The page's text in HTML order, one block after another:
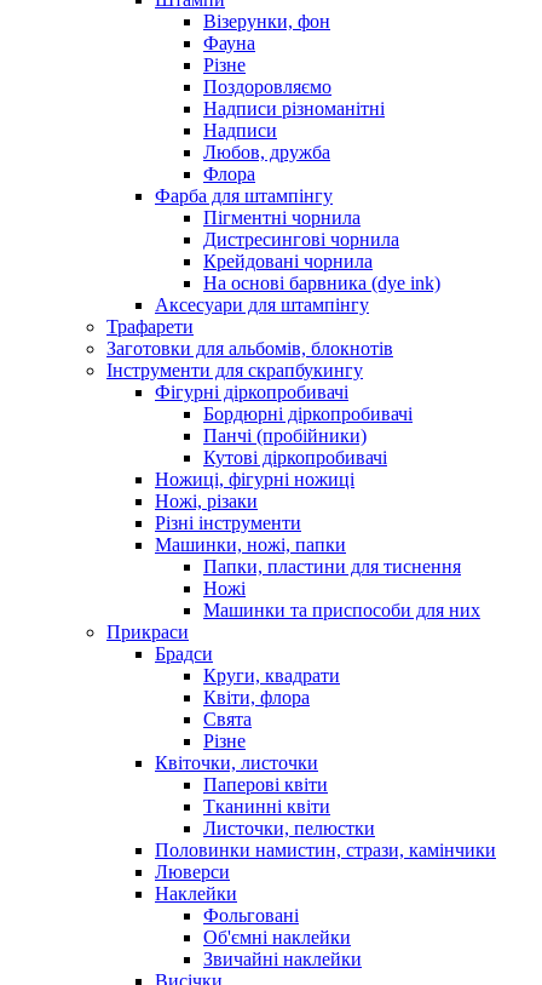
Візерунки, фон
Фауна
Різне
Поздоровляємо
Надписи різноманітні
Надписи
Любов, дружба
Флора
Фарба для штампінгу
Пігментні чорнила
Дистресингові чорнила
Крейдовані чорнила
На основі барвника (dye ink)
Аксесуари для штампінгу
Трафарети
Заготовки для альбомів, блокнотів
Інструменти для скрапбукингу
Фігурні діркопробивачі
Бордюрні діркопробивачі
Панчі (пробійники)
Кутові діркопробивачі
Ножиці, фігурні ножиці
Ножі, різаки
Різні інструменти
Машинки, ножі, папки
Папки, пластини для тиснення
Ножі
Машинки та приспособи для них
Прикраси
Брадси
Круги, квадрати
Квіти, флора
Свята
Різне
Квіточки, листочки
Паперові квіти
Тканинні квіти
Листочки, пелюстки
Половинки намистин, стрази, камінчики
Люверси
Наклейки
Фольговані
Об'ємні наклейки
Звичайні наклейки
Висічки